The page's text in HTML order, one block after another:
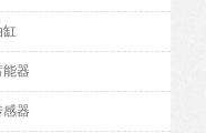
缸
能器
感器